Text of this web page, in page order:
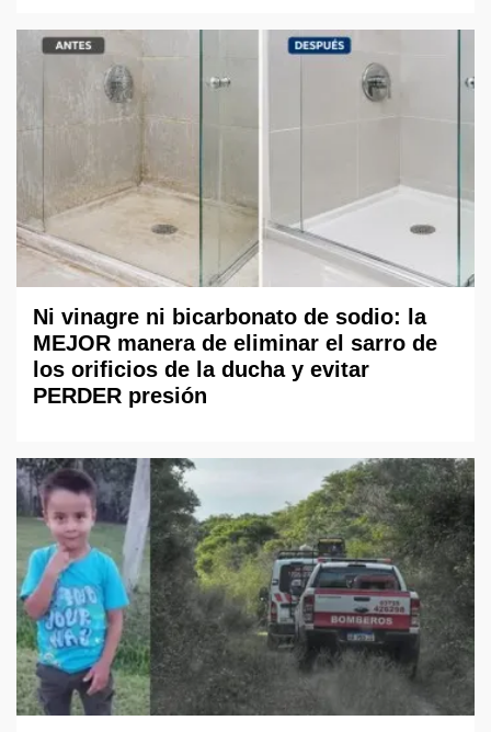
Ni vinagre ni bicarbonato de sodio: la
MEJOR manera de eliminar el sarro de
los orificios de la ducha y evitar
PERDER presión